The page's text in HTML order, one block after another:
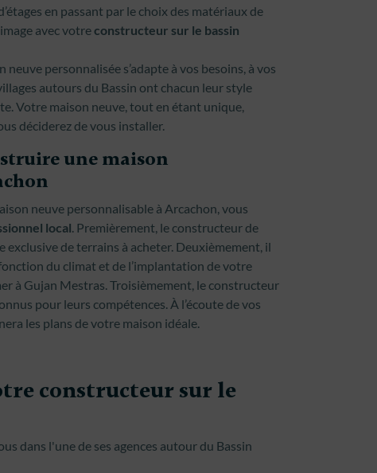
en passant par le choix des matériaux de
avec votreconstructeur sur le bassin
personnalisée s’adapte à vos besoins, à vos
autours du Bassin ont chacun leur style
Votre maison neuve, tout en étant unique,
déciderez de vous installer.
une maison
neuve personnalisable à Arcachon, vous
local . Premièrement, le constructeur de
de terrains à acheter. Deuxièmement, il
du climat et de l’implantation de votre
à Gujan Mestras. Troisièmement, le constructeur
pour leurs compétences. À l’écoute de vos
les plans de votre maison idéale.
constructeur sur le
dans l'une de ses agences autour du Bassin